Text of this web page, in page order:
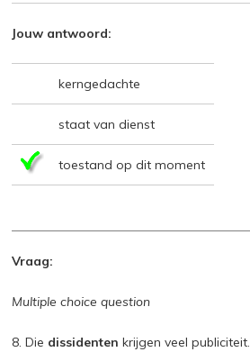
Jouw antwoord:
kerngedachte
staat van dienst
toestand op dit moment
Vraag:
Multiple choice question
8. Die dissidenten krijgen veel publiciteit.